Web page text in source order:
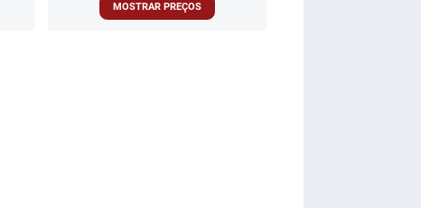
MOSTRAR PREÇOS